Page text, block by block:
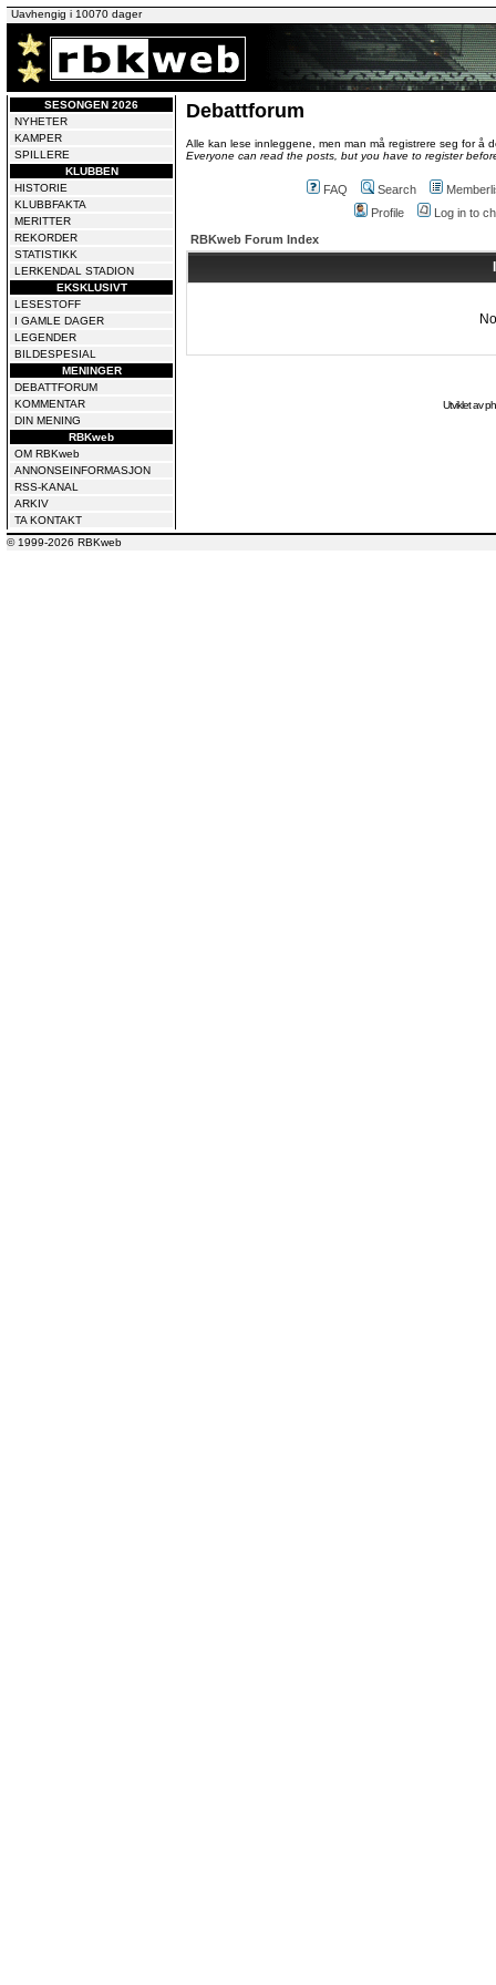
Uavhengig i 10070 dager
SESONGEN 2026
NYHETER
KAMPER
SPILLERE
KLUBBEN
HISTORIE
KLUBBFAKTA
MERITTER
REKORDER
STATISTIKK
LERKENDAL STADION
EKSKLUSIVT
LESESTOFF
I GAMLE DAGER
LEGENDER
BILDESPESIAL
MENINGER
DEBATTFORUM
KOMMENTAR
DIN MENING
RBKweb
OM RBKweb
ANNONSEINFORMASJON
RSS-KANAL
ARKIV
TA KONTAKT
Debattforum
Alle kan lese innleggene, men man må registrere seg for å
Everyone can read the posts, but you have to register
FAQ Search
Profile
Log in to
RBKweb Forum Index
Utviklet av
© 1999-2026 RBKweb